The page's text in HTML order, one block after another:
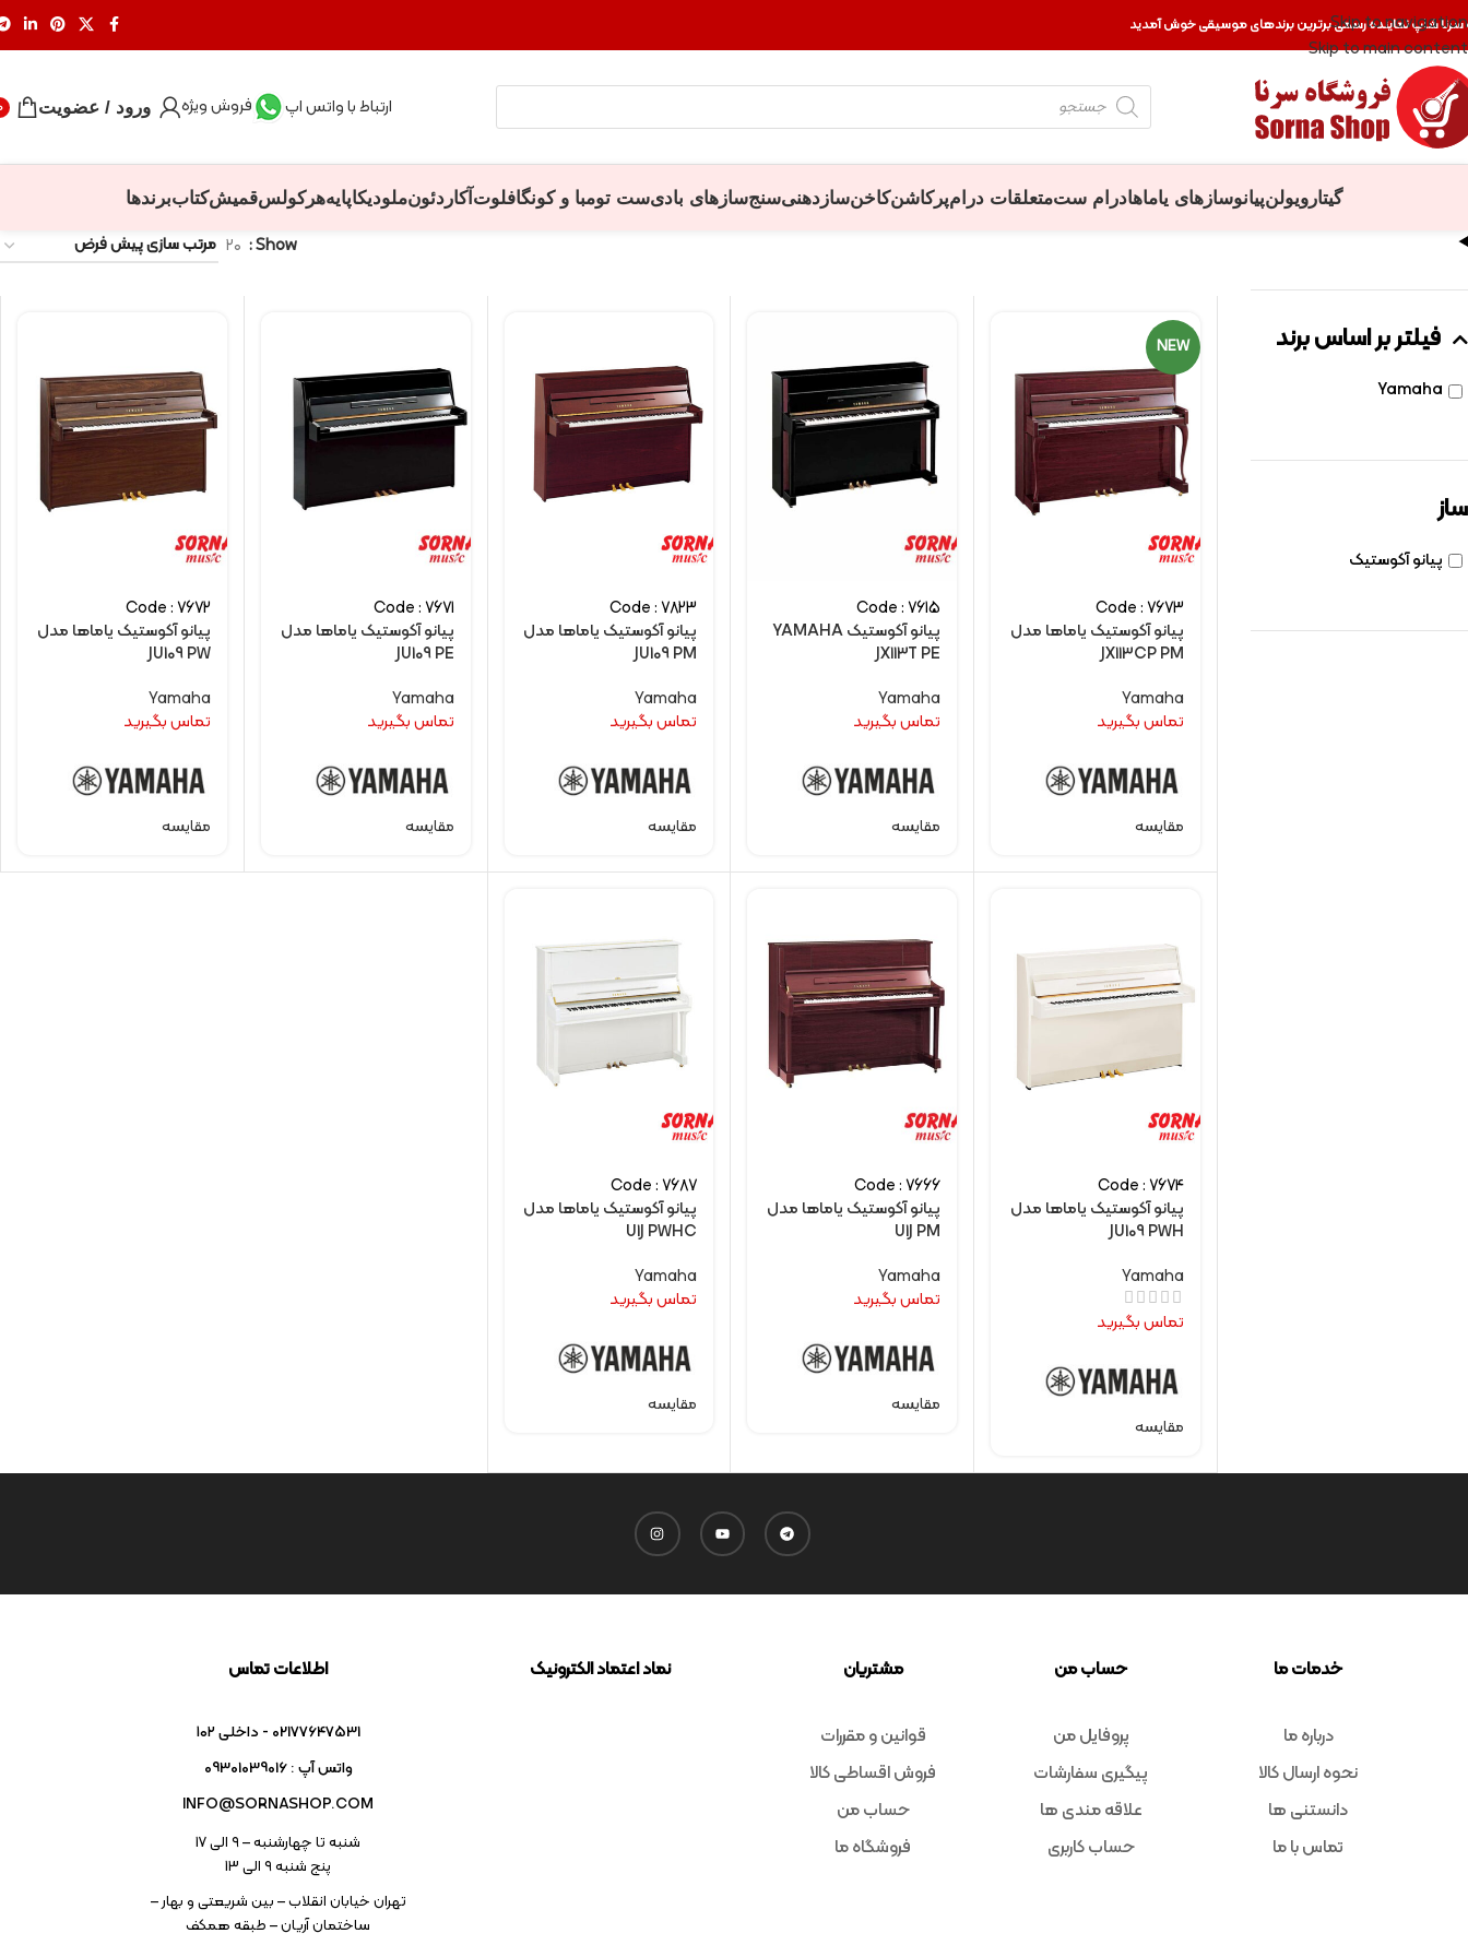
Skip to navigation
Skip to main content
سرنا شاپ نماینده رسمی برترین برندهای موسیقی خوش آمدید
ارتباط با واتس اپ فروش ویژه ورود / عضویت
گیتار ویولنپیانوسازهای یاماهادرام ستمتعلقات درامپرکاشنکاخنسازدهنیسنجسازهای بادیست تومبا و کونگافلوت آکاردئونملودیکاپایههرکولسقمیشکتاببرندها
فیلتر بر اساس برند
Yamaha
ساز
پیانو آکوستیک
Show ۲۰
NEW
Code : 7673
پیانو آکوستیک یاماها مدل
JX113CP PM
Yamaha
تماس بگیرید
مقایسه
Code : 7615
پیانو آکوستیک YAMAHA
JX113T PE
Yamaha
تماس بگیرید
مقایسه
Code : 7823
پیانو آکوستیک یاماها مدل
JU109 PM
Yamaha
تماس بگیرید
مقایسه
Code : 7671
پیانو آکوستیک یاماها مدل
JU109 PE
Yamaha
تماس بگیرید
مقایسه
Code : 7672
پیانو آکوستیک یاماها مدل
JU109 PW
Yamaha
تماس بگیرید
مقایسه
Code : 7674
پیانو آکوستیک یاماها مدل
JU109 PWH
Yamaha
تماس بگیرید
مقایسه
Code : 7666
پیانو آکوستیک یاماها مدل
U1J PM
Yamaha
تماس بگیرید
مقایسه
Code : 7687
پیانو آکوستیک یاماها مدل
U1J PWHC
Yamaha
تماس بگیرید
مقایسه
خدمات ما
درباره ما
نحوه ارسال کالا
دانستنی ها
تماس با ما
حساب من
پروفایل من
پیگیری سفارشات
علاقه مندی ها
حساب کاربری
مشتریان
قوانین و مقررات
فروش اقساطی کالا
حساب من
فروشگاه ما
نماد اعتماد الکترونیک اطلاعات تماس
02177647531 - داخلی ۱۰۲
واتس آپ : 09301039016
INFO@SORNASHOP.COM
شنبه تا چهارشنبه – ۹ الی 17
پنج شنبه ۹ الی 13
تهران خیابان انقلاب – بین شریعتی و بهار –
ساختمان آریان – طبقه همکف